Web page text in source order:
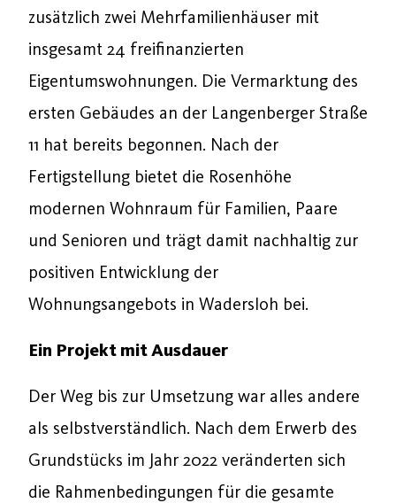
zusätzlich zwei Mehrfamilienhäuser mit
insgesamt 24 freifinanzierten
Eigentumswohnungen. Die Vermarktung des
ersten Gebäudes an der Langenberger Straße
11 hat bereits begonnen. Nach der
Fertigstellung bietet die Rosenhöhe
modernen Wohnraum für Familien, Paare
und Senioren und trägt damit nachhaltig zur
positiven Entwicklung der
Wohnungsangebots in Wadersloh bei.
Ein Projekt mit Ausdauer
Der Weg bis zur Umsetzung war alles andere
als selbstverständlich. Nach dem Erwerb des
Grundstücks im Jahr 2022 veränderten sich
die Rahmenbedingungen für die gesamte